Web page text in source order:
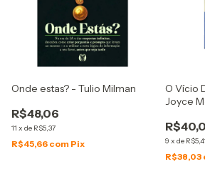
Onde estas? - Tulio Milman
R$48,06
11 x de R$5,37
R$45,66 com Pix
O Vício
Joyce
9 x de
R$38,03